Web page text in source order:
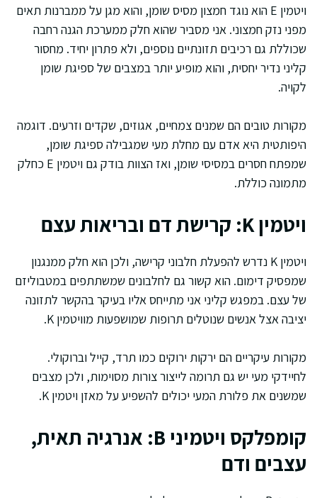
ויטמין E הוא נוגד חמצון מסיס שומן, והוא מגן על ממברנות תאים
מפני נזק חמצוני. אני מסביר שהוא חלק ממערכת הגנה רחבה
שכוללת גם רכיבים תזונתיים נוספים, ולא פתרון יחיד. מחסור
קליני נדיר יחסית, והוא מופיע יותר במצבים של ספיגת שומן
לקויה.
מקורות טובים הם שמנים צמחיים, אגוזים, שקדים וזרעים. דוגמה
היפותטית היא אדם עם מחלת מעי שמגבילה ספיגת שומן,
שמפתח חסרים במסיסי שומן, ואז הצוות בודק גם ויטמין E כחלק
מתמונה כוללת.
ויטמין K: קרישת דם ובריאות עצם
ויטמין K נדרש להפעלת חלבוני קרישה, ולכן הוא חלק ממנגנון
שמפסיק דימום. הוא קשור גם לחלבונים שמשתתפים במטבוליזם
של עצם. במפגש קליני אני מתייחס אליו בעיקר בהקשר לתזונה
יציבה אצל אנשים שנוטלים תרופות שמושפעות מוויטמין K.
מקורות עיקריים הם ירקות ירוקים כמו תרד, קייל וברוקולי.
לחיידקי מעי יש גם תרומה לייצור צורות מסוימות, ולכן מצבים
שמשנים את פלורת המעי יכולים להשפיע על מאזן ויטמין K.
קומפלקס ויטמיני B: אנרגיה תאית,
עצבים ודם